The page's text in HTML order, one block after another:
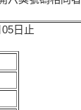
日止